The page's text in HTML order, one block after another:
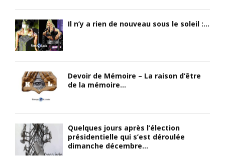
Il n’y a rien de nouveau sous le soleil :...
Devoir de Mémoire – La raison d’être
de la mémoire...
Quelques jours après l’élection
présidentielle qui s’est déroulée
dimanche décembre...